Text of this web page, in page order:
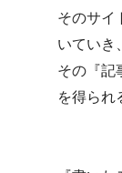
そのサイ
いていき、
その『記
を得られ